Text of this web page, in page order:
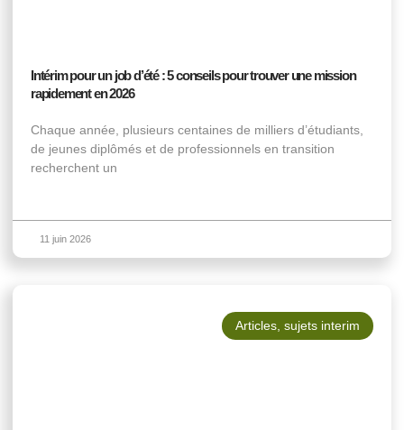
Intérim pour un job d’été : 5 conseils pour trouver une mission
rapidement en 2026
Chaque année, plusieurs centaines de milliers d’étudiants,
de jeunes diplômés et de professionnels en transition
recherchent un
11 juin 2026
Articles sujets interim